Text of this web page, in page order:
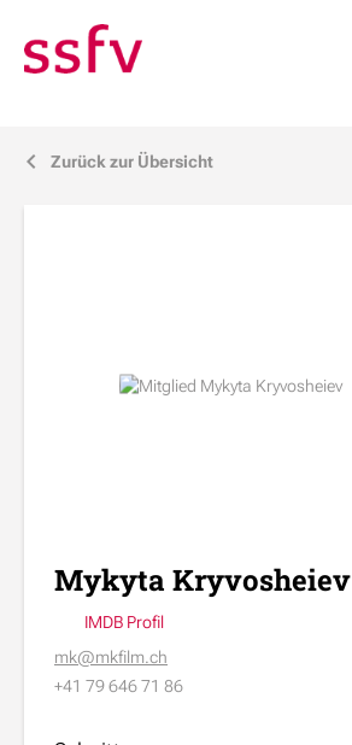
j Zurück zur Übersicht
Mykyta Kryvosheiev
IMDB Profil
mk@mkfilm.ch
+41 79 646 71 86